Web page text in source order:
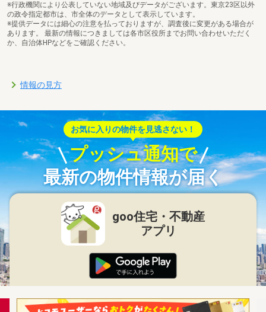
※行政機関により公表していない地域及びデータがございます。東京23区以外
の政令指定都市は、市全体のデータとして表示しています。
※提供データには細心の注意を払っておりますが、調査後に変更がある場合が
あります。 最新の情報につきましては各市区役所までお問い合わせいただく
か、自治体HPなどをご確認ください。
情報の見方
お気に入りの物件を見逃さない！
プッシュ通知で
最新の物件情報が届く
goo住宅・不動産
アプリ